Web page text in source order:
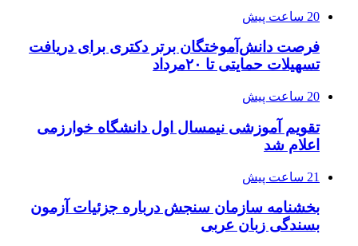
20 ساعت پیش
فرصت دانش‌آموختگان برتر دکتری‌ برای دریافت
تسهیلات حمایتی تا ۲۰مرداد
20 ساعت پیش
تقویم آموزشی نیمسال اول دانشگاه خوارزمی
اعلام شد
21 ساعت پیش
بخشنامه سازمان سنجش درباره جزئیات آزمون
بسندگی زبان عربی